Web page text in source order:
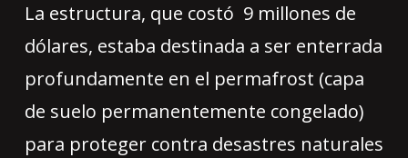
La estructura, que costó 9 millones de
dólares, estaba destinada a ser enterrada
profundamente en el permafrost (capa
de suelo permanentemente congelado)
para proteger contra desastres naturales